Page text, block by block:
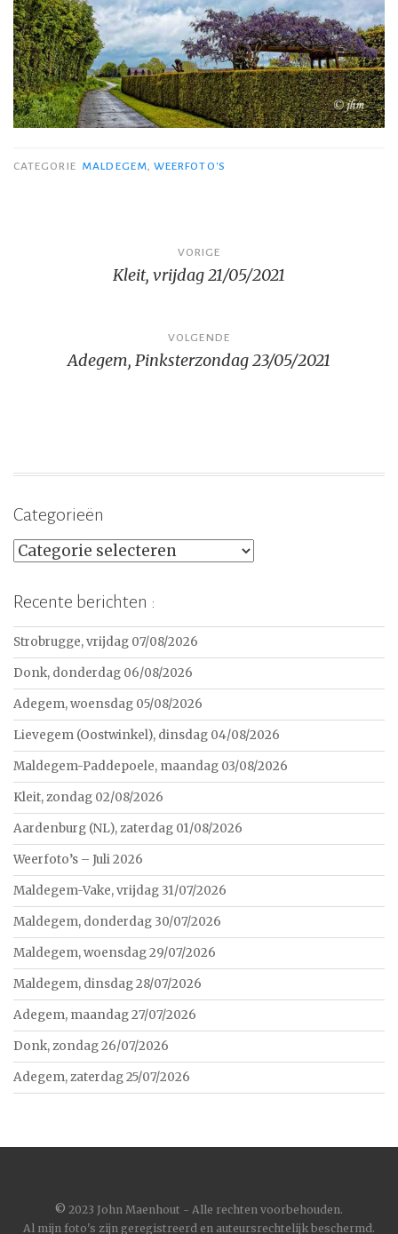
CATEGORIE MALDEGEM, WEERFOTO'S
navigatie
VORIGE
Kleit, vrijdag 21/05/2021
VOLGENDE
Adegem, Pinksterzondag 23/05/2021
Categorieën
Categorieën
Recente berichten :
Strobrugge, vrijdag 07/08/2026
Donk, donderdag 06/08/2026
Adegem, woensdag 05/08/2026
Lievegem (Oostwinkel), dinsdag 04/08/2026
Maldegem-Paddepoele, maandag 03/08/2026
Kleit, zondag 02/08/2026
Aardenburg (NL), zaterdag 01/08/2026
Weerfoto’s – Juli 2026
Maldegem-Vake, vrijdag 31/07/2026
Maldegem, donderdag 30/07/2026
Maldegem, woensdag 29/07/2026
Maldegem, dinsdag 28/07/2026
Adegem, maandag 27/07/2026
Donk, zondag 26/07/2026
Adegem, zaterdag 25/07/2026
© 2023 John Maenhout - Alle rechten voorbehouden.
Al mijn foto's zijn geregistreerd en auteursrechtelijk beschermd.